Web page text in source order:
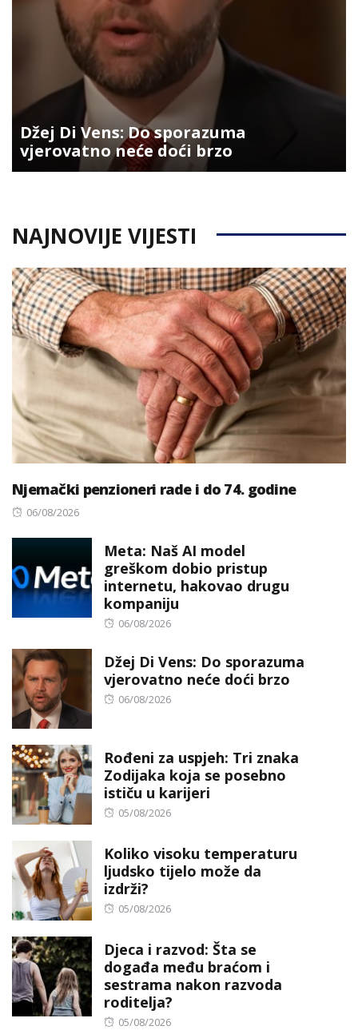
Džej Di Vens: Do sporazuma
vjerovatno neće doći brzo
NAJNOVIJE VIJESTI
Njemački penzioneri rade i do 74. godine
Posted
06/08/2026
Meta: Naš AI model
greškom dobio pristup
internetu, hakovao drugu
kompaniju
Posted
06/08/2026
Džej Di Vens: Do sporazuma
vjerovatno neće doći brzo
Posted
06/08/2026
Rođeni za uspjeh: Tri znaka
Zodijaka koja se posebno
ističu u karijeri
Posted
05/08/2026
Koliko visoku temperaturu
ljudsko tijelo može da
izdrži?
Posted
05/08/2026
Djeca i razvod: Šta se
događa među braćom i
sestrama nakon razvoda
roditelja?
Posted
05/08/2026